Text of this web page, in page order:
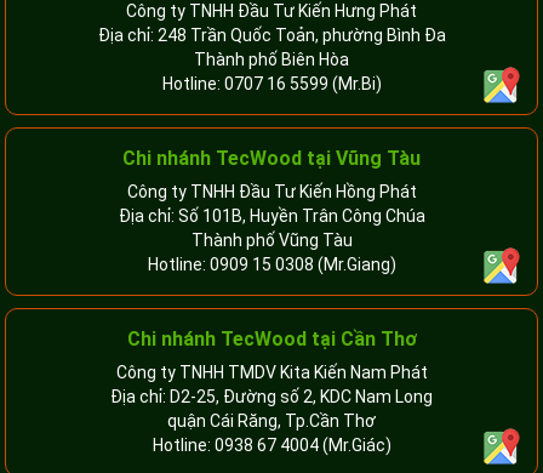
Công ty TNHH Đầu Tư Kiến Hưng Phát
Địa chỉ: 248 Trần Quốc Toản, phường Bình Đa
Thành phố Biên Hòa
Hotline: 0707 16 5599 (Mr.Bi)
Chi nhánh TecWood tại Vũng Tàu
Công ty TNHH Đầu Tư Kiến Hồng Phát
Địa chỉ: Số 101B, Huyền Trân Công Chúa
Thành phố Vũng Tàu
Hotline: 0909 15 0308 (Mr.Giang)
Chi nhánh TecWood tại Cần Thơ
Công ty TNHH TMDV Kita Kiến Nam Phát
Địa chỉ: D2-25, Đường số 2, KDC Nam Long
quận Cái Răng, Tp.Cần Thơ
Hotline: 0938 67 4004(Mr.Giác)